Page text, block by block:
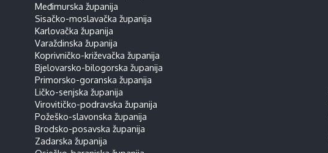
Međimurska županija
Sisačko-moslavačka županija
Karlovačka županija
Varaždinska županija
Koprivničko-križevačka županija
Bjelovarsko-bilogorska županija
Primorsko-goranska županija
Ličko-senjska županija
Virovitičko-podravska županija
Požeško-slavonska županija
Brodsko-posavska županija
Zadarska županija